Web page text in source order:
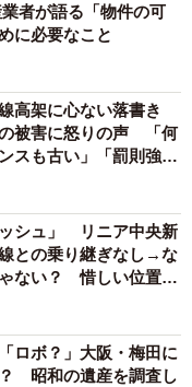
者が語る「物件の可
に必要なこと
高架に心ない落書き
被害に怒りの声 「何
スも古い」「罰則強化
シュ」 リニア中央新
との乗り継ぎなし→な
ない？ 惜しい位置関
ロボ？」大阪・梅田に
昭和の遺産を調査し